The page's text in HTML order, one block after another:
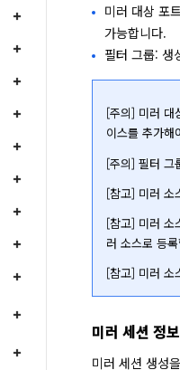
미러 대상 포
가능합니다.
필터 그룹: 생
[주의] 미러 대
이스를 추가해
[주의] 필터 그
[참고] 미러 소
[참고] 미러 소
러 소스로 등
[참고] 미러 소
미러 세션 정
미러 세션 생성